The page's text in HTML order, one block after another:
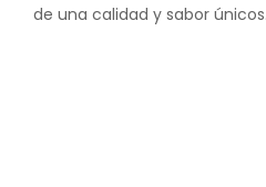
de una calidad y sabor únicos.